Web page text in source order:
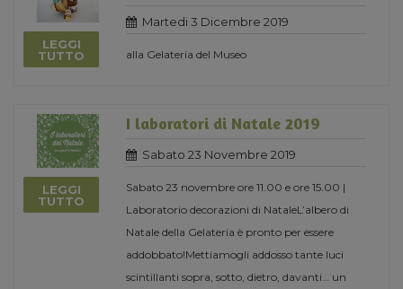
LEGGI
TUTTO
Martedi 3 Dicembre 2019
alla Gelateria del Museo
LEGGI
TUTTO
I laboratori di Natale 2019
Sabato 23 Novembre 2019
Sabato 23 novembre ore 11.00 e ore 15.00 |
Laboratorio decorazioni di NataleL’albero di
Natale della Gelateria è pronto per essere
addobbato!Mettiamogli addosso tante luci
scintillanti sopra, sotto, dietro, davanti… un